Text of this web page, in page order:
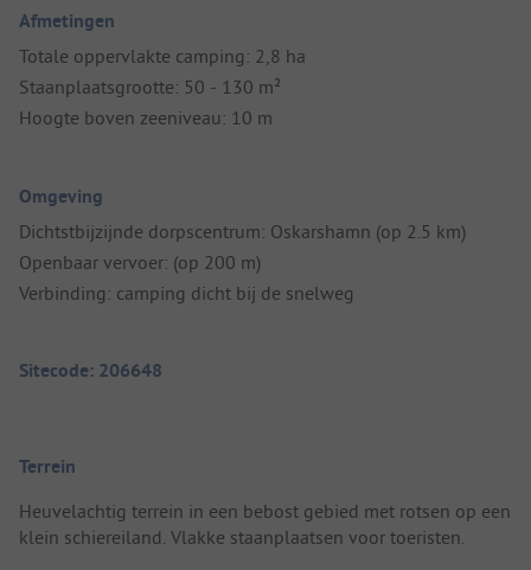
Afmetingen
Totale oppervlakte camping: 2,8 ha
Staanplaatsgrootte: 50 - 130 m²
Hoogte boven zeeniveau: 10 m
Omgeving
Dichtstbijzijnde dorpscentrum: Oskarshamn (op 2.5 km)
Openbaar vervoer: (op 200 m)
Verbinding: camping dicht bij de snelweg
Sitecode: 206648
Terrein
Heuvelachtig terrein in een bebost gebied met rotsen op een
klein schiereiland. Vlakke staanplaatsen voor toeristen.